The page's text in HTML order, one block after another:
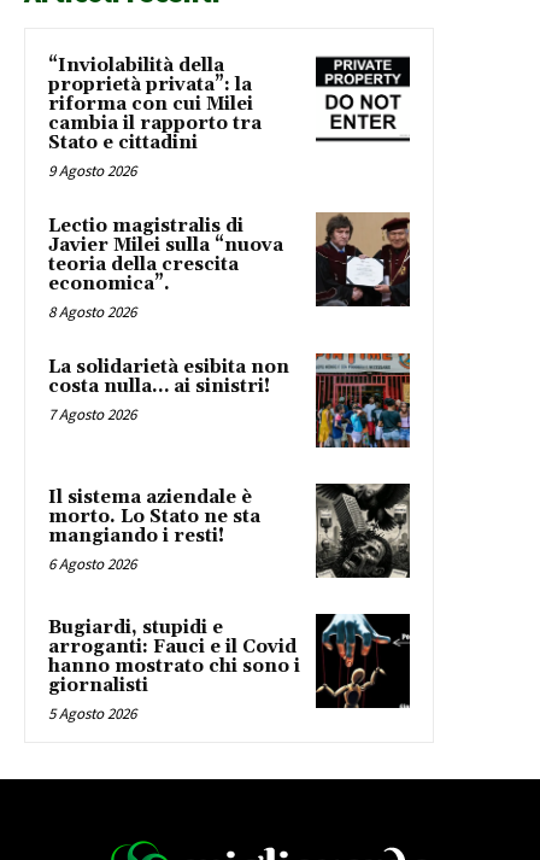
“Inviolabilità della
proprietà privata”: la
riforma con cui Milei
cambia il rapporto tra
Stato e cittadini
9 Agosto 2026
Lectio magistralis di
Javier Milei sulla “nuova
teoria della crescita
economica”.
8 Agosto 2026
La solidarietà esibita non
costa nulla… ai sinistri!
7 Agosto 2026
Il sistema aziendale è
morto. Lo Stato ne sta
mangiando i resti!
6 Agosto 2026
Bugiardi, stupidi e
arroganti: Fauci e il Covid
hanno mostrato chi sono i
giornalisti
5 Agosto 2026